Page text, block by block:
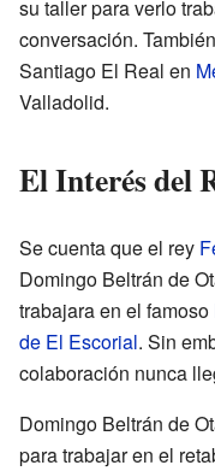
su taller para verlo
conversación.
Santiago El Real en
Valladolid.
El Interés del
Se cuenta que el rey
Domingo Beltrán de
trabajara en el famoso
de El Escorial. Sin
colaboración nunca
Domingo Beltrán de
para trabajar en el